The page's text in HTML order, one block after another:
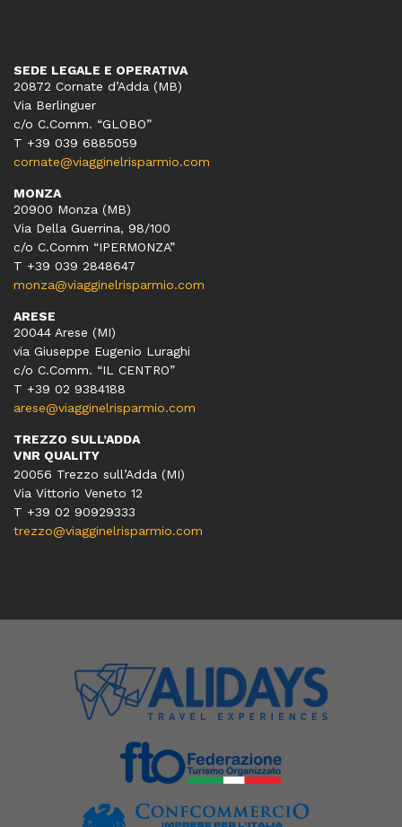
SEDE LEGALE E OPERATIVA
20872 Cornate d’Adda (MB)
Via Berlinguer
c/o C.Comm. “GLOBO”
T +39 039 6885059
cornate@viagginelrisparmio.com
MONZA
20900 Monza (MB)
Via Della Guerrina, 98/100
c/o C.Comm “IPERMONZA”
T +39 039 2848647
monza@viagginelrisparmio.com
ARESE
20044 Arese (MI)
via Giuseppe Eugenio Luraghi
c/o C.Comm. “IL CENTRO”
T +39 02 9384188
arese@viagginelrisparmio.com
TREZZO SULL’ADDA
VNR QUALITY
20056 Trezzo sull’Adda (MI)
Via Vittorio Veneto 12
T +39 02 90929333
trezzo@viagginelrisparmio.com